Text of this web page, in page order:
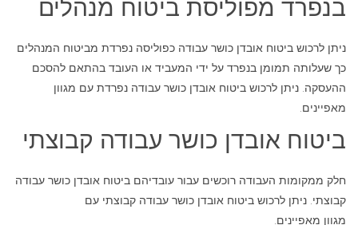
בנפרד מפוליסת ביטוח מנהלים
ניתן לרכוש ביטוח אובדן כושר עבודה כפוליסה נפרדת מביטוח המנהלים
כך שעלותה תמומן בנפרד על ידי המעביד או העובד בהתאם להסכם
ההעסקה. ניתן לרכוש ביטוח אובדן כושר עבודה נפרדת עם מגוון
מאפיינים.
ביטוח אובדן כושר עבודה קבוצתי
חלק ממקומות העבודה רוכשים עבור עובדיהם ביטוח אובדן כושר עבודה
קבוצתי. ניתן לרכוש ביטוח אובדן כושר עבודה קבוצתי עם
מגוון מאפיינים.